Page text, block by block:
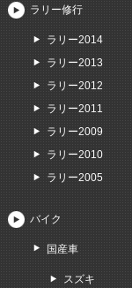
ラリー修行
ラリー2014
ラリー2013
ラリー2012
ラリー2011
ラリー2009
ラリー2010
ラリー2005
バイク
国産車
スズキ